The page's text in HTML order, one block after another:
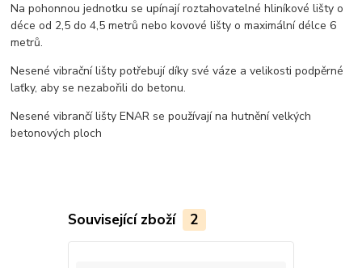
Na pohonnou jednotku se upínají roztahovatelné hliníkové lišty o
déce od 2,5 do 4,5 metrů nebo kovové lišty o maximální délce 6
metrů.
Nesené vibrační lišty potřebují díky své váze a velikosti podpěrné
laťky, aby se nezabořili do betonu.
Nesené vibrančí lišty ENAR se používají na hutnění velkých
betonových ploch
Související zboží 2